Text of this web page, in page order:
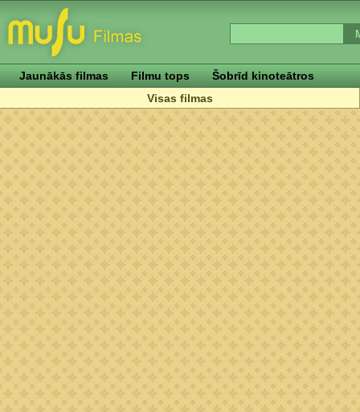
Jaunākās filmas Filmu tops
Šobrīd kinoteātros
Visas filmas